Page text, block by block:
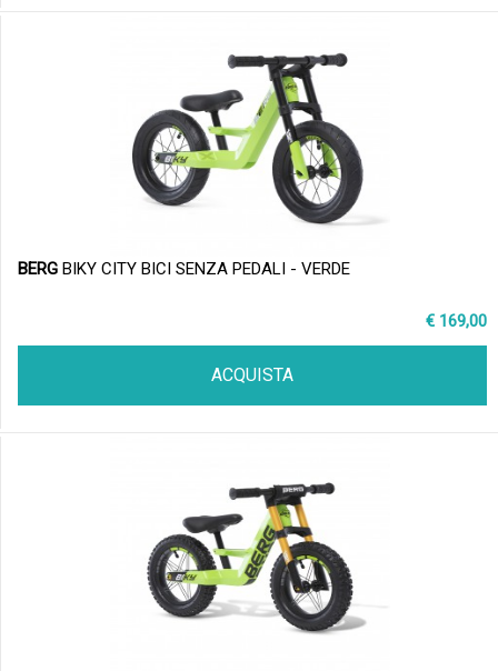
BERG BIKY CITY BICI SENZA PEDALI - VERDE
€ 169,00
ACQUISTA